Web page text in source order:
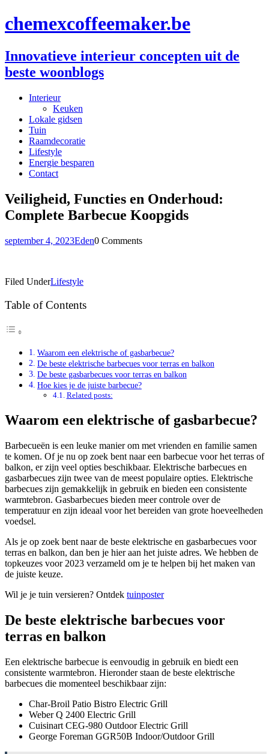
chemexcoffeemaker.be
Innovatieve interieur concepten uit de
beste woonblogs
Interieur
Keuken
Lokale gidsen
Tuin
Raamdecoratie
Lifestyle
Energie besparen
Contact
Veiligheid, Functies en Onderhoud:
Complete Barbecue Koopgids
september 4, 2023Eden0 Comments
Filed UnderLifestyle
Table of Contents
Waarom een elektrische of gasbarbecue?
De beste elektrische barbecues voor terras en balkon
De beste gasbarbecues voor terras en balkon
Hoe kies je de juiste barbecue?
Related posts:
Waarom een elektrische of gasbarbecue?
Barbecueën is een leuke manier om met vrienden en familie samen
te komen. Of je nu op zoek bent naar een barbecue voor het terras of
balkon, er zijn veel opties beschikbaar. Elektrische barbecues en
gasbarbecues zijn twee van de meest populaire opties. Elektrische
barbecues zijn gemakkelijk in gebruik en bieden een consistente
warmtebron. Gasbarbecues bieden meer controle over de
temperatuur en zijn ideaal voor het bereiden van grote hoeveelheden
voedsel.
Als je op zoek bent naar de beste elektrische en gasbarbecues voor
terras en balkon, dan ben je hier aan het juiste adres. We hebben de
topkeuzes voor 2023 verzameld om je te helpen bij het maken van
de juiste keuze.
Wil je je tuin versieren? Ontdek tuinposter
De beste elektrische barbecues voor
terras en balkon
Een elektrische barbecue is eenvoudig in gebruik en biedt een
consistente warmtebron. Hieronder staan ​​de beste elektrische
barbecues die momenteel beschikbaar zijn:
Char-Broil Patio Bistro Electric Grill
Weber Q 2400 Electric Grill
Cuisinart CEG-980 Outdoor Electric Grill
George Foreman GGR50B Indoor/Outdoor Grill